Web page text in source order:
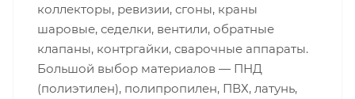
коллекторы, ревизии, сгоны, краны
шаровые, седелки, вентили, обратные
клапаны, контргайки, сварочные аппараты.
Большой выбор материалов — ПНД
(полиэтилен), полипропилен, ПВХ, латунь,